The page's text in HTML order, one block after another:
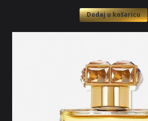
Dodaj u košaricu